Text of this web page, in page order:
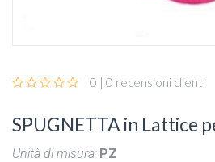
0 | 0 recensioni clienti
SPUGNETTA in Lattice
Unità di misura: PZ